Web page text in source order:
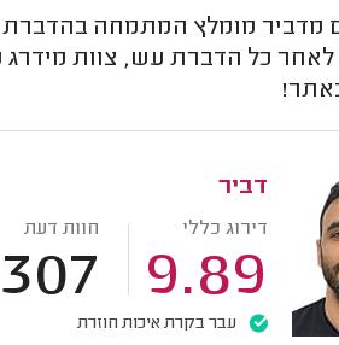
מומלץ המתמחה בהדברת
לאחר כל הדברת עש, צוות
דביר
דירוג כללי
9.89
חוות דעת
307
עבר בקרת איכות חוזרת